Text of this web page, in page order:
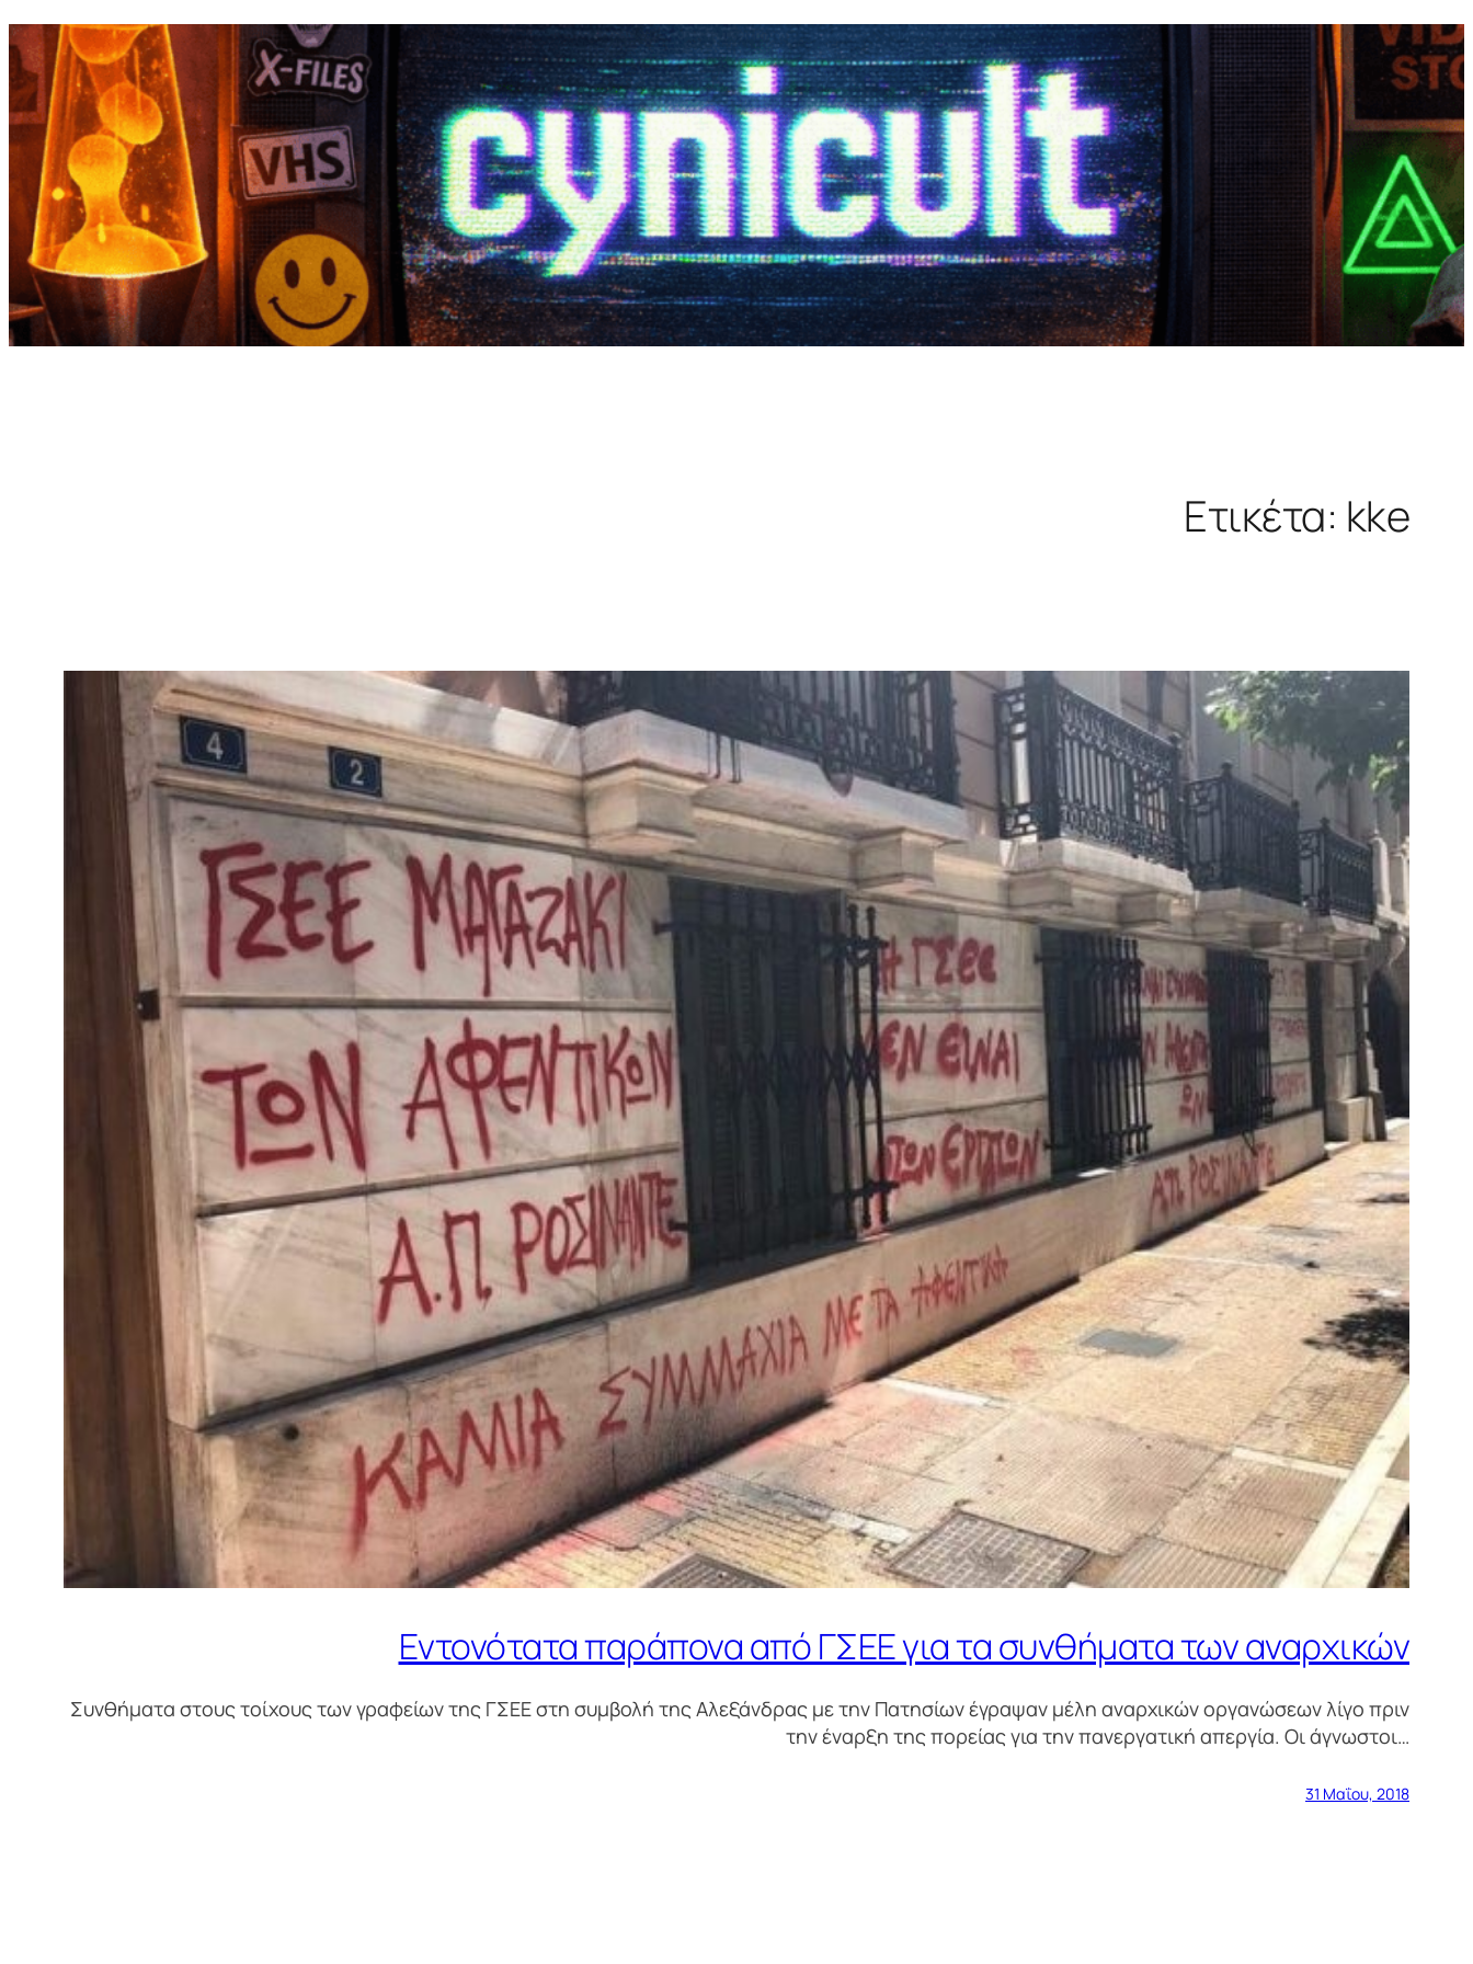
Ετικέτα: kke
Εντονότατα παράπονα από ΓΣΕΕ για τα συνθήματα των αναρχικών
Συνθήματα στους τοίχους των γραφείων της ΓΣΕΕ στη συμβολή της Αλεξάνδρας με την Πατησίων έγραψαν μέλη αναρχικών οργανώσεων λίγο πριν
την έναρξη της πορείας για την πανεργατική απεργία. Οι άγνωστοι…
31 Μαΐου, 2018